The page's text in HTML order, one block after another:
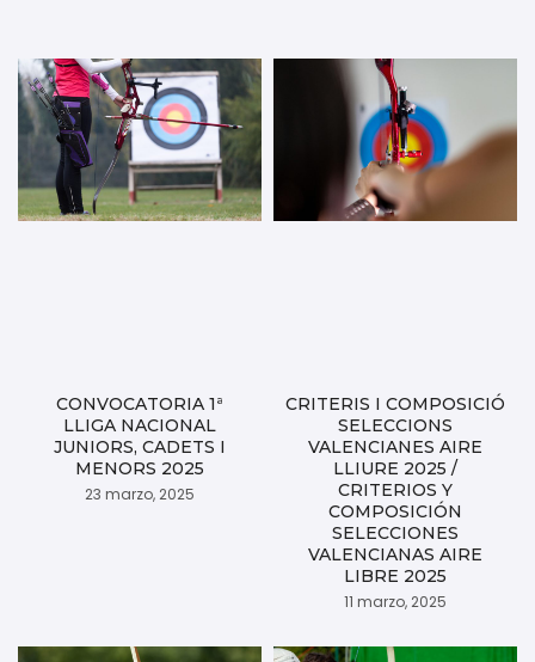
CONVOCATORIA 1ª
LLIGA NACIONAL
JUNIORS, CADETS I
MENORS 2025
23 marzo, 2025
CRITERIS I COMPOSICIÓ
SELECCIONS
VALENCIANES AIRE
LLIURE 2025 /
CRITERIOS Y
COMPOSICIÓN
SELECCIONES
VALENCIANAS AIRE
LIBRE 2025
11 marzo, 2025